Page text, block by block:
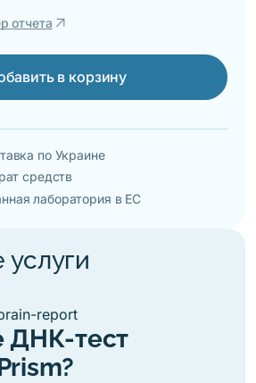
отчета arrow_outward
в корзину
по Украине
средств
лаборатория в ЕС
ДНК-тест